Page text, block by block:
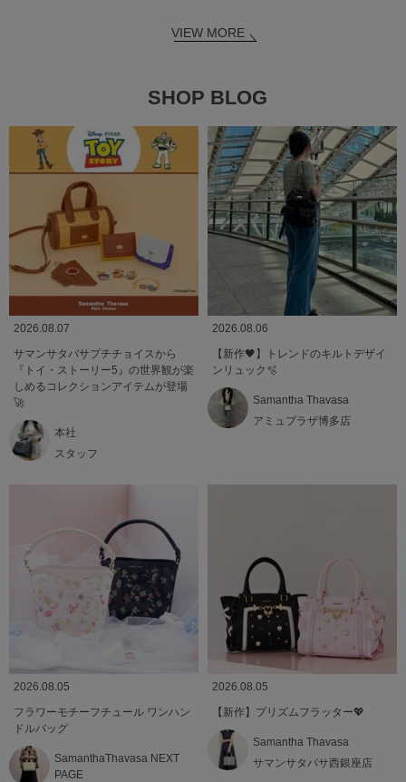
VIEW MORE
SHOP BLOG
2026.08.07
サマンサタバサプチチョイスから
『トイ・ストーリー5』の世界観が楽
しめるコレクションアイテムが登場
🚀
本社
スタッフ
2026.08.06
【新作🖤】トレンドのキルトデザイ
ンリュック🫧
Samantha Thavasa
アミュプラザ博多店
2026.08.05
フラワーモチーフチュール ワンハン
ドルバッグ
SamanthaThavasa NEXT
PAGE
2026.08.05
【新作】プリズムフラッター💖
Samantha Thavasa
サマンサタバサ西銀座店